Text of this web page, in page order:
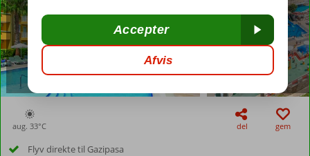
aug. 33°C del gem
Flyv direkte til Gazipasa